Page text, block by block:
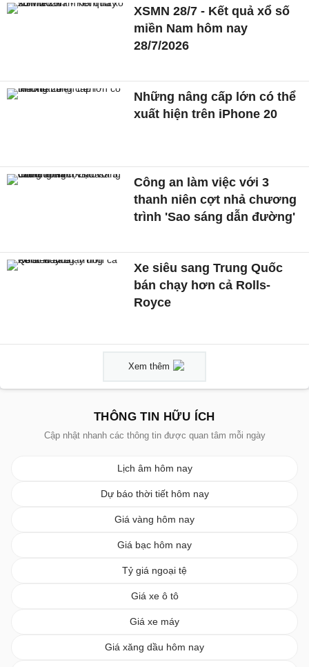
XSMN 28/7 - Kết quả xổ số
miền Nam hôm nay
28/7/2026
Những nâng cấp lớn có thể
xuất hiện trên iPhone 20
Công an làm việc với 3
thanh niên cợt nhả chương
trình 'Sao sáng dẫn đường'
Xe siêu sang Trung Quốc
bán chạy hơn cả Rolls-
Royce
Xem thêm
THÔNG TIN HỮU ÍCH
Cập nhật nhanh các thông tin được quan tâm mỗi ngày
Lịch âm hôm nay
Dự báo thời tiết hôm nay
Giá vàng hôm nay
Giá bạc hôm nay
Tỷ giá ngoại tệ
Giá xe ô tô
Giá xe máy
Giá xăng dầu hôm nay